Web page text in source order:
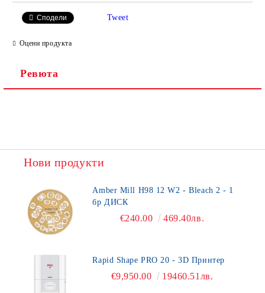
Сподели Tweet
Оцени продукта
Ревюта
Нови продукти
Amber Mill H98 12 W2 - Bleach 2 - 1
бр ДИСК
€240.00 469.40лв.
Rapid Shape PRO 20 - 3D Принтер
€9,950.00 19460.51лв.